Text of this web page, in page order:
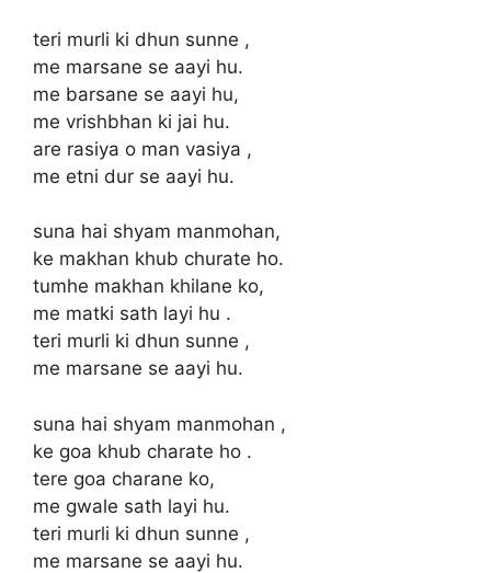
teri murli ki dhun sunne ,
me marsane se aayi hu.
me barsane se aayi hu,
me vrishbhan ki jai hu.
are rasiya o man vasiya ,
me etni dur se aayi hu.
suna hai shyam manmohan,
ke makhan khub churate ho.
tumhe makhan khilane ko,
me matki sath layi hu .
teri murli ki dhun sunne ,
me marsane se aayi hu.
suna hai shyam manmohan ,
ke goa khub charate ho .
tere goa charane ko,
me gwale sath layi hu.
teri murli ki dhun sunne ,
me marsane se aayi hu.